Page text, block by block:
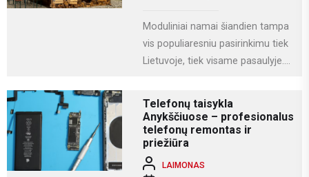
Moduliniai namai šiandien tampa
vis populiaresniu pasirinkimu tiek
Lietuvoje, tiek visame pasaulyje.
Telefonų taisykla
Anykščiuose – profesionalus
telefonų remontas ir
priežiūra
LAIMONAS